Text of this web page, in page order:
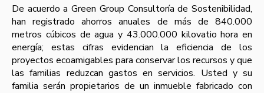
De acuerdo a Green Group Consultoría de Sostenibilidad,
han registrado ahorros anuales de más de 840.000
metros cúbicos de agua y 43.000.000 kilovatio hora en
energía; estas cifras evidencian la eficiencia de los
proyectos ecoamigables para conservar los recursos y que
las familias reduzcan gastos en servicios. Usted y su
familia serán propietarios de un inmueble fabricado con